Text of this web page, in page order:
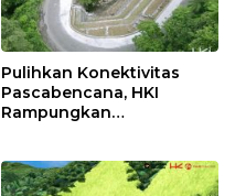
Pulihkan Konektivitas
Pascabencana, HKI
Rampungkan